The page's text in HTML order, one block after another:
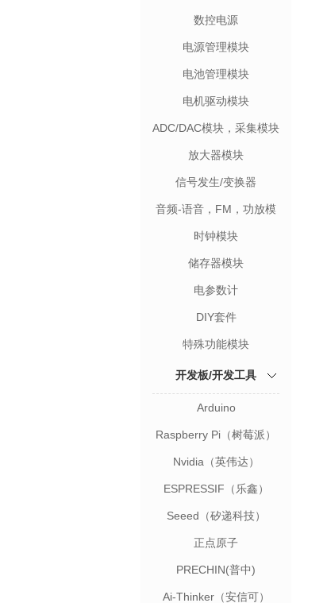
数控电源
电源管理模块
电池管理模块
电机驱动模块
ADC/DAC模块，采集模块
放大器模块
信号发生/变换器
音频-语音，FM，功放模
块
时钟模块
储存器模块
电参数计
DIY套件
特殊功能模块
开发板/开发工具
Arduino
Raspberry Pi（树莓派）
Nvidia（英伟达）
ESPRESSIF（乐鑫）
Seeed（矽递科技）
正点原子
PRECHIN(普中)
Ai-Thinker（安信可）